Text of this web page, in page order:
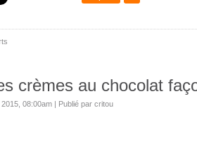
crèmes au chocolat
08:00am Publié par critou